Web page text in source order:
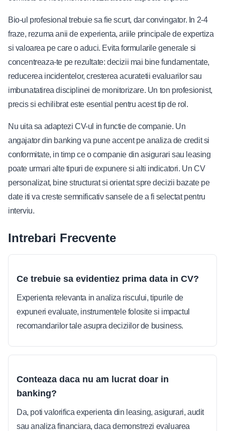
Bio-ul profesional trebuie sa fie scurt, dar convingator. In 2-4
fraze, rezuma anii de experienta, ariile principale de expertiza
si valoarea pe care o aduci. Evita formularile generale si
concentreaza-te pe rezultate: decizii mai bine fundamentate,
reducerea incidentelor, cresterea acuratetii evaluarilor sau
imbunatatirea disciplinei de monitorizare. Un ton profesionist,
precis si echilibrat este esential pentru acest tip de rol.
Nu uita sa adaptezi CV-ul in functie de companie. Un
angajator din banking va pune accent pe analiza de credit si
conformitate, in timp ce o companie din asigurari sau leasing
poate urmari alte tipuri de expunere si alti indicatori. Un CV
personalizat, bine structurat si orientat spre decizii bazate pe
date iti va creste semnificativ sansele de a fi selectat pentru
interviu.
Intrebari Frecvente
Ce trebuie sa evidentiez prima data in CV?
Experienta relevanta in analiza riscului, tipurile de
expuneri evaluate, instrumentele folosite si impactul
recomandarilor tale asupra deciziilor de business.
Conteaza daca nu am lucrat doar in
banking?
Da, poti valorifica experienta din leasing, asigurari, audit
sau analiza financiara, daca demonstrezi evaluarea